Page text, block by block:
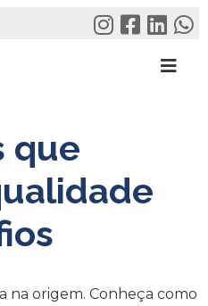
que
na origem. Conheça como